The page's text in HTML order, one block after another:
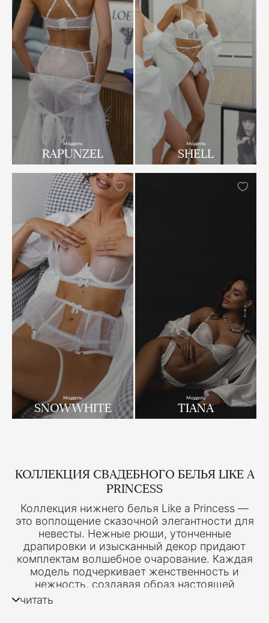
Модель
RAPUNZEL
Модель
SHELL
Модель
SNOWWHITE
Модель
TIANA
КОЛЛЕКЦИЯ СВАДЕБНОГО БЕЛЬЯ LIKE A
PRINCESS
Коллекция нижнего белья Like a Princess —
это воплощение сказочной элегантности для
невесты. Нежные рюши, утонченные
драпировки и изысканный декор придают
комплектам волшебное очарование. Каждая
модель подчеркивает женственность и
нежность, создавая образ настоящей
читать